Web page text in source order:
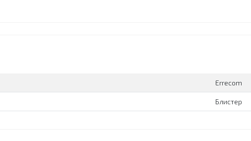
Errecom
Блистер